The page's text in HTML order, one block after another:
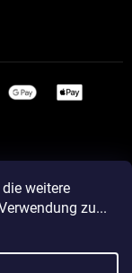
weitere
zu...